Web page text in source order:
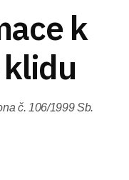
k
č. 106/1999 Sb.